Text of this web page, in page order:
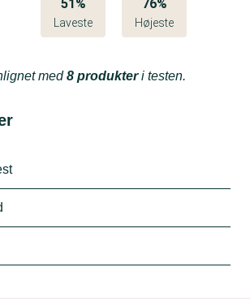
51%
Laveste
76%
Højeste
med8 produkteri testen.